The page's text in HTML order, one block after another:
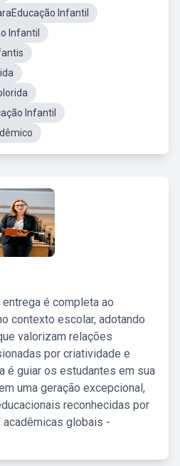
Infantil
Infantil
Infantil
é completa ao
contexto escolar, adotando
valorizam relações
por criatividade e
é guiar os estudantes em sua
uma geração excepcional,
reconhecidas por
globais -